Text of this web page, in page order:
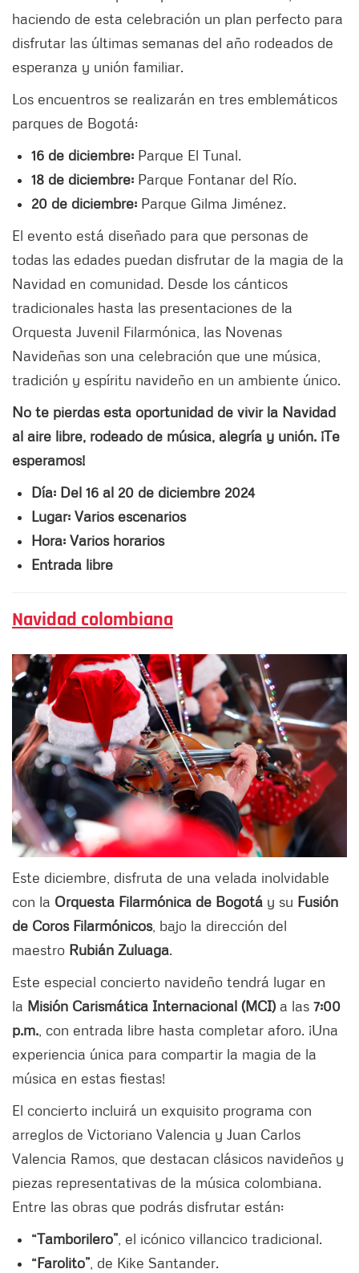
haciendo de esta celebración un plan perfecto para
disfrutar las últimas semanas del año rodeados de
esperanza y unión familiar.
Los encuentros se realizarán en tres emblemáticos
parques de Bogotá:
16 de diciembre: Parque El Tunal.
18 de diciembre: Parque Fontanar del Río.
20 de diciembre: Parque Gilma Jiménez.
El evento está diseñado para que personas de
todas las edades puedan disfrutar de la magia de la
Navidad en comunidad. Desde los cánticos
tradicionales hasta las presentaciones de la
Orquesta Juvenil Filarmónica, las Novenas
Navideñas son una celebración que une música,
tradición y espíritu navideño en un ambiente único.
No te pierdas esta oportunidad de vivir la Navidad
al aire libre, rodeado de música, alegría y unión. ¡Te
esperamos!
Día: Del 16 al 20 de diciembre 2024
Lugar: Varios escenarios
Hora: Varios horarios
Entrada libre
Navidad colombiana
Este diciembre, disfruta de una velada inolvidable
con la Orquesta Filarmónica de Bogotá y su Fusión
de Coros Filarmónicos, bajo la dirección del
maestro Rubián Zuluaga.
Este especial concierto navideño tendrá lugar en
la Misión Carismática Internacional (MCI) a las 7:00
p.m. , con entrada libre hasta completar aforo. ¡Una
experiencia única para compartir la magia de la
música en estas fiestas!
El concierto incluirá un exquisito programa con
arreglos de Victoriano Valencia y Juan Carlos
Valencia Ramos, que destacan clásicos navideños y
piezas representativas de la música colombiana.
Entre las obras que podrás disfrutar están:
“Tamborilero” , el icónico villancico tradicional.
“Farolito” , de Kike Santander.